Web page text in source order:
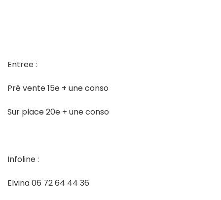
Entree :
Pré vente 15e + une conso
Sur place 20e + une conso
Infoline :
Elvina 06 72 64 44 36